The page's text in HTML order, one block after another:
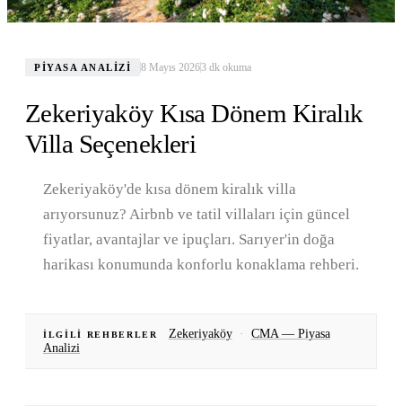
PIYASA ANALIZI 8 Mayıs 20263 dk okuma
Zekeriyaköy Kısa Dönem Kiralık
Villa Seçenekleri
Zekeriyaköy'de kısa dönem kiralık villa
arıyorsunuz? Airbnb ve tatil villaları için güncel
fiyatlar, avantajlar ve ipuçları. Sarıyer'in doğa
harikası konumunda konforlu konaklama rehberi.
İLGILI REHBERLER Zekeriyaköy ·
CMA — Piyasa
Analizi